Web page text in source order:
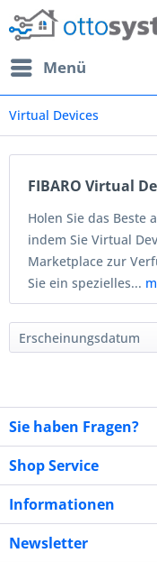
Menü
Virtual Devices
FIBARO Virtual
Holen Sie das Beste
indem Sie Virtual
Marketplace zur
Sie ein spezielles...
Sie haben Fragen?
Shop Service
Informationen
Newsletter